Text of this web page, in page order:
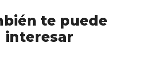
te puede
interesar